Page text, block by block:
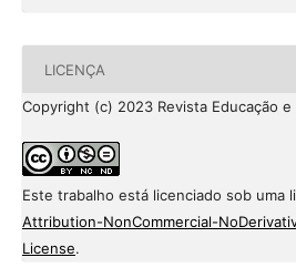
LICENÇA
Copyright (c) 2023 Revista Educação
Este trabalho está licenciado sob uma
Attribution-NonCommercial-
License.